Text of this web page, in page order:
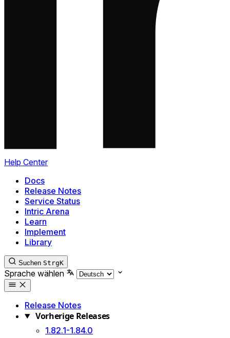
Help Center
Docs
Release Notes
Service Status
Intric Arena
Learn
Implement
Library
Suchen StrgK
Sprache wählen
Release Notes
Vorherige Releases
1.82.1-1.84.0